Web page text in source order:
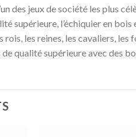
des jeux de société les plus
supérieure, l’échiquier en
les reines, les cavaliers,
qualité supérieure avec des